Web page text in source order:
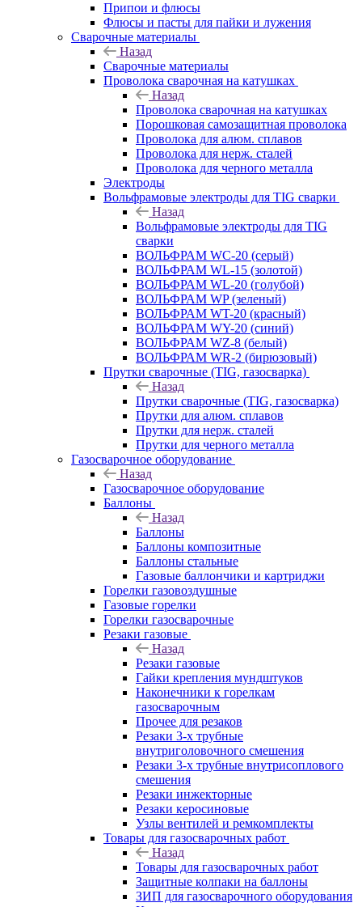
Припои и флюсы
Флюсы и пасты для пайки и лужения
Сварочные материалы
Назад
Сварочные материалы
Проволока сварочная на катушках
Назад
Проволока сварочная на катушках
Порошковая самозащитная проволока
Проволока для алюм. сплавов
Проволока для нерж. сталей
Проволока для черного металла
Электроды
Вольфрамовые электроды для TIG сварки
Назад
Вольфрамовые электроды для TIG
сварки
ВОЛЬФРАМ WC-20 (серый)
ВОЛЬФРАМ WL-15 (золотой)
ВОЛЬФРАМ WL-20 (голубой)
ВОЛЬФРАМ WP (зеленый)
ВОЛЬФРАМ WT-20 (красный)
ВОЛЬФРАМ WY-20 (синий)
ВОЛЬФРАМ WZ-8 (белый)
ВОЛЬФРАМ WR-2 (бирюзовый)
Прутки сварочные (TIG, газосварка)
Назад
Прутки сварочные (TIG, газосварка)
Прутки для алюм. сплавов
Прутки для нерж. сталей
Прутки для черного металла
Газосварочное оборудование
Назад
Газосварочное оборудование
Баллоны
Назад
Баллоны
Баллоны композитные
Баллоны стальные
Газовые баллончики и картриджи
Горелки газовоздушные
Газовые горелки
Горелки газосварочные
Резаки газовые
Назад
Резаки газовые
Гайки крепления мундштуков
Наконечники к горелкам
газосварочным
Прочее для резаков
Резаки 3-х трубные
внутриголовочного смешения
Резаки 3-х трубные внутрисоплового
смешения
Резаки инжекторные
Резаки керосиновые
Узлы вентилей и ремкомплекты
Товары для газосварочных работ
Назад
Товары для газосварочных работ
Защитные колпаки на баллоны
ЗИП для газосварочного оборудования